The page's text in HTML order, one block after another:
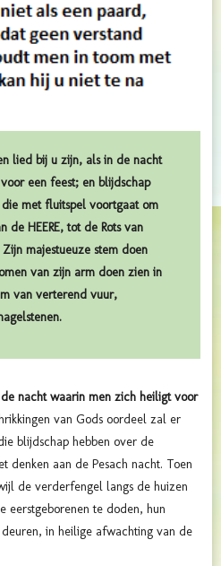
lied bij u zijn, als in de nacht
een feest; en blijdschap
met fluitspel voortgaat om
de HEERE, tot de Rots van
Zijn majestueuze stem doen
van zijn arm doen zien in
van verterend vuur,
nacht waarin men zich heiligt voor
van Gods oordeel zal er
blijdschap hebben over de
denken aan de Pesach nacht. Toen
de verderfengel langs de huizen
eerstgeborenen te doden, hun
in heilige afwachting van de